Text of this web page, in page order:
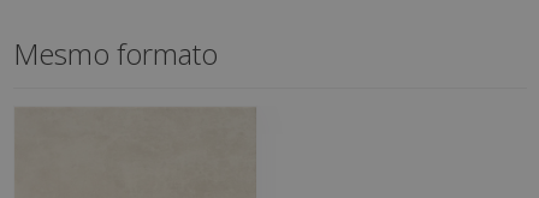
Mesmo formato